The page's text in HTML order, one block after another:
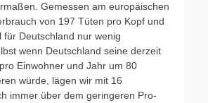
Gemessen am europäischen
von 197 Tüten pro Kopf und
für Deutschland nur wenig
wenn Deutschland seine derzeit
Einwohner und Jahr um 80
würde, lägen wir mit 16
immer über dem geringeren Pro-